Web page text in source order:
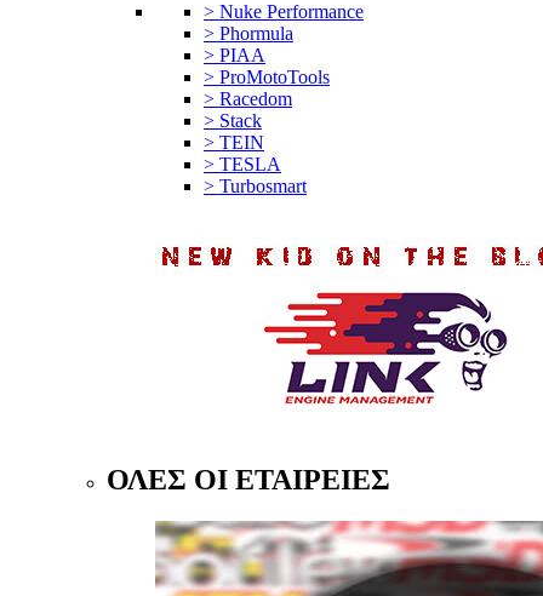
> Nuke Performance
> Phormula
> PIAA
> ProMotoTools
> Racedom
> Stack
> TEIN
> TESLA
> Turbosmart
ΟΛΕΣ ΟΙ ΕΤΑΙΡΕΙΕΣ